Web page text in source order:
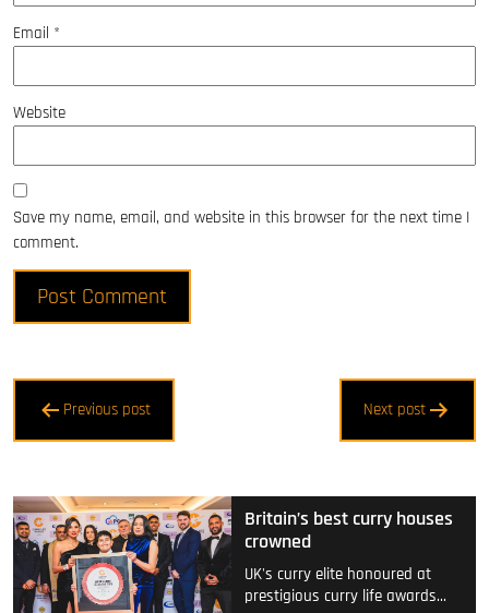
Email *
Website
Save my name, email, and website in this browser for the next time I
comment.
Post
navigation
Previous post Next post
Britain’s best curry houses
crowned
UK's curry elite honoured at
prestigious curry life awards…